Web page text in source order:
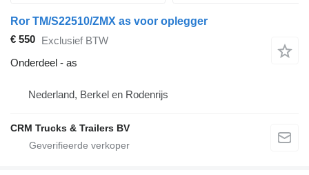
Ror TM/S22510/ZMX as voor oplegger
€ 550 Exclusief BTW
Onderdeel - as
Nederland, Berkel en Rodenrijs
CRM Trucks & Trailers BV